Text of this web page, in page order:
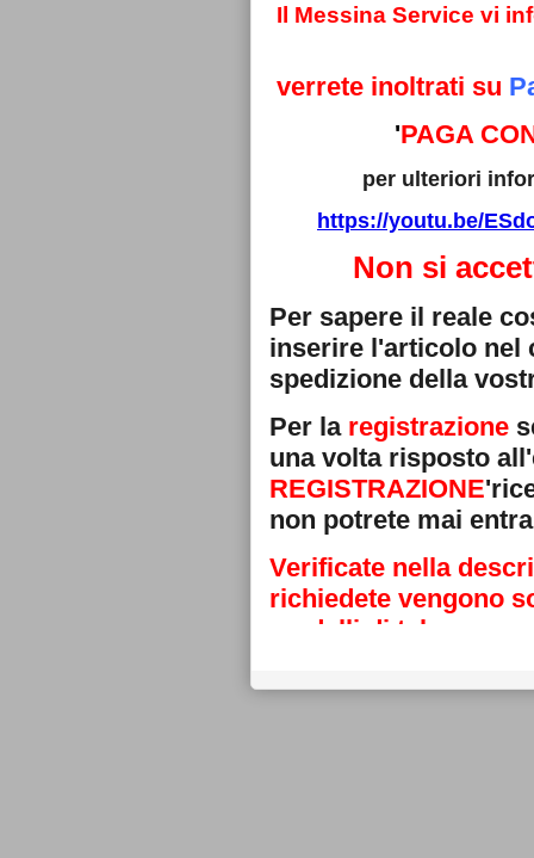
Il Messina Service vi
verrete inoltrati su
'PAGA
per ulteriori
https://youtu.be/
Non si
Per sapere il reale
inserire l'articolo
spedizione della
Per la registrazione
una volta risposto
REGISTRAZIONE
non potrete mai
Verificate nella
richiedete vengono
modelli di